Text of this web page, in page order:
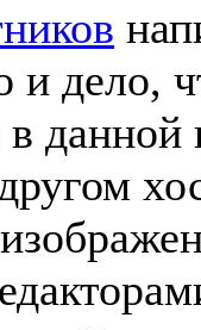
и дело,
данной